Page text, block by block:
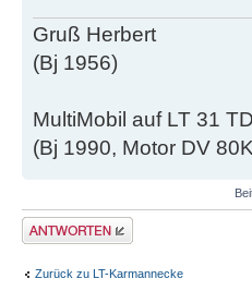
Gruß Herbert
(Bj 1956)
MultiMobil auf LT 31 TD
(Bj 1990, Motor DV
Antwort erstellen
Zurück zu LT-Karmannecke